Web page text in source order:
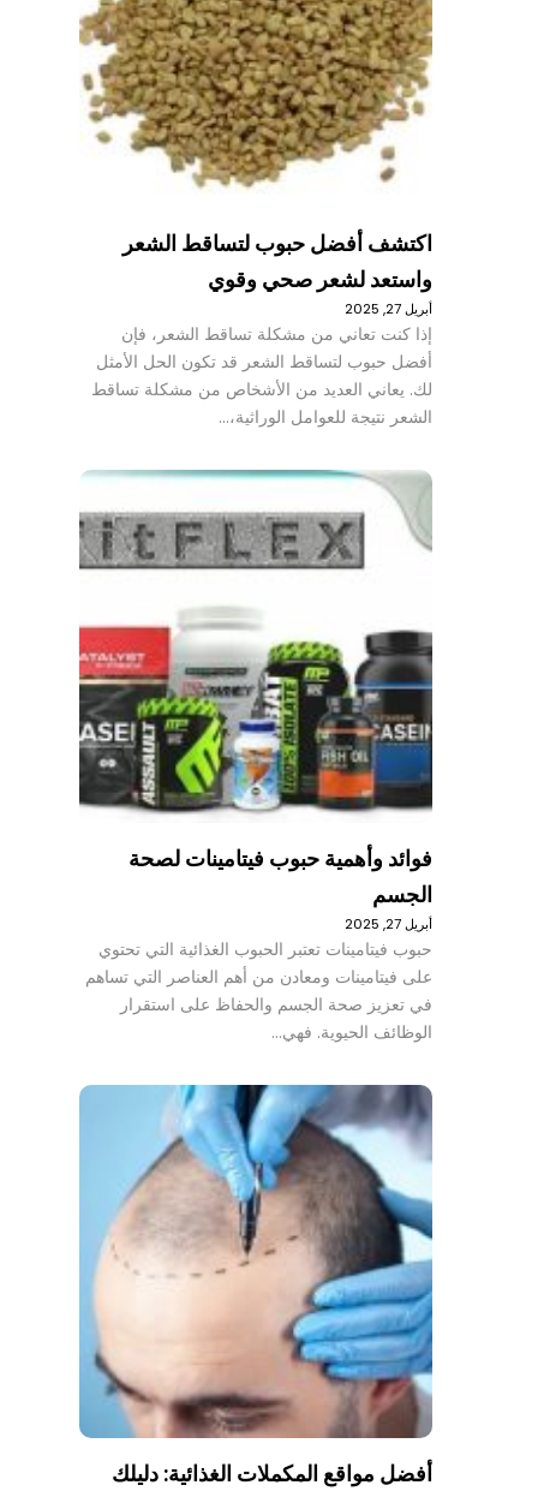
اكتشف أفضل حبوب لتساقط الشعر
واستعد لشعر صحي وقوي
أبريل 27, 2025
إذا كنت تعاني من مشكلة تساقط الشعر، فإن
أفضل حبوب لتساقط الشعر قد تكون الحل الأمثل
لك. يعاني العديد من الأشخاص من مشكلة تساقط
الشعر نتيجة للعوامل الوراثية،…
فوائد وأهمية حبوب فيتامينات لصحة
الجسم
أبريل 27, 2025
حبوب فيتامينات تعتبر الحبوب الغذائية التي تحتوي
على فيتامينات ومعادن من أهم العناصر التي تساهم
في تعزيز صحة الجسم والحفاظ على استقرار
الوظائف الحيوية. فهي…
أفضل مواقع المكملات الغذائية: دليلك